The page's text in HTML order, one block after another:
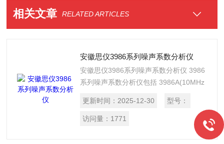
相关文章 RELATED ARTICLES
安徽思仪3986系列噪声系数分析仪
安徽思仪3986系列噪声系数分析仪 3986
系列噪声系数分析仪包括 3986A(10MHz
3986E(10MHz ～ 26.5GHz) 、
3986F(10MHz ～ 40GHz) 、
更新时间： 2025-12-30 型号：
访问量： 1771